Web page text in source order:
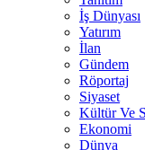
İş Dünyası
Yatırım
İlan
Gündem
Röportaj
Siyaset
Kültür Ve
Ekonomi
Dünya